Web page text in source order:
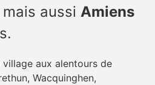
mais aussi Amiens
aux alentours de
Wacquinghen,